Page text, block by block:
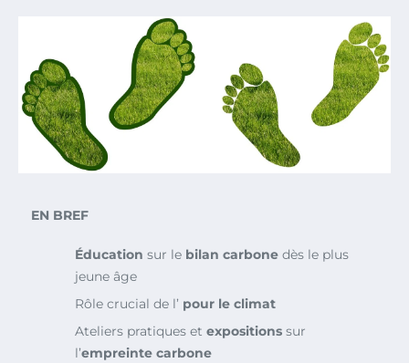
EN BREF
Éducation sur le bilan carbone dès le plus
jeune âge
Rôle crucial de l’ pour le climat
Ateliers pratiques et expositions sur
l’empreinte carbone